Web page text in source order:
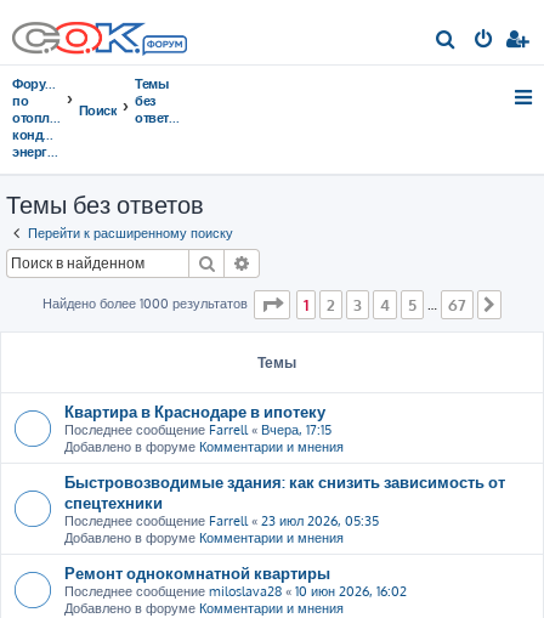
о
Форумы
по
отоплению,
кондиционированию,
энергосбережению
Поиск
Темы
без
ответов
Темы без ответов
Перейти к расширенному поиску
Поиск
Найдено более 1000 результатов Страница из 67
1 2 3 4 5 67
Темы
Квартира в Краснодаре в ипотеку
Последнее сообщение Farrell « Вчера, 17:15
Добавлено в форуме Комментарии и мнения
Быстровозводимые здания: как снизить зависимость от
спецтехники
Последнее сообщение Farrell « 23 июл 2026, 05:35
Добавлено в форуме Комментарии и мнения
Ремонт однокомнатной квартиры
Последнее сообщение miloslava28 « 10 июн 2026, 16:02
Добавлено в форуме Комментарии и мнения